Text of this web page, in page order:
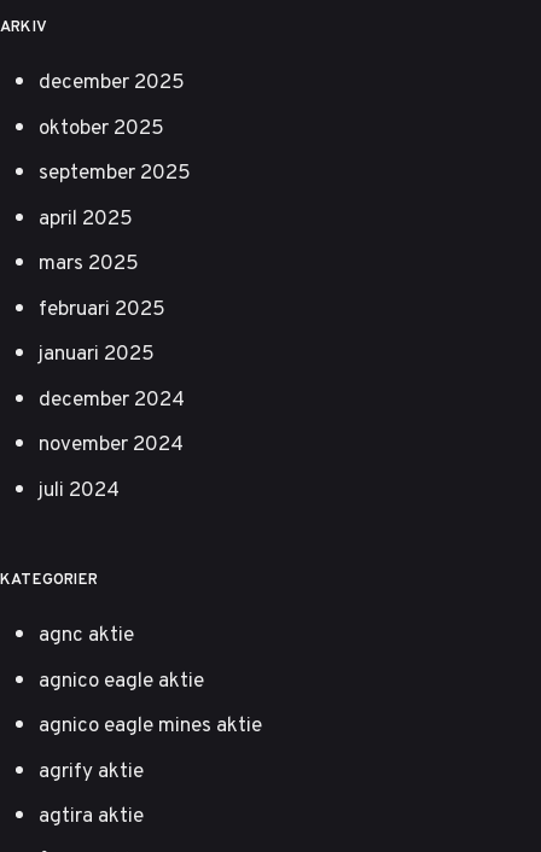
ARKIV
december 2025
oktober 2025
september 2025
april 2025
mars 2025
februari 2025
januari 2025
december 2024
november 2024
juli 2024
KATEGORIER
agnc aktie
agnico eagle aktie
agnico eagle mines aktie
agrify aktie
agtira aktie